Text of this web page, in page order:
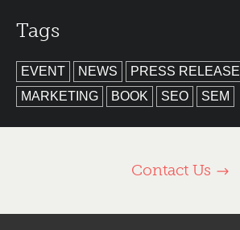
Tags
EVENT NEWS PRESS RELEASE
MARKETING
BOOK SEO SEM
Contact Us